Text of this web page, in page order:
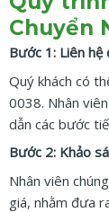
Chuyển
Bước 1: Liên hệ
Quý khách có
0038. Nhân
dẫn các bước
Bước 2: Khảo
Nhân viên
giá, nhằm đưa